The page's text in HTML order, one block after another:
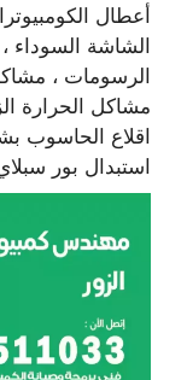
أعطال
الشاشة
الرسومات ،
مشاكل الحرارة
اقلاع الحاسوب
استبدال بور